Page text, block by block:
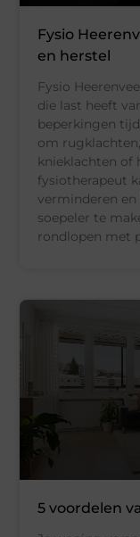
Fysio
en herstel
Fysio
die last heeft
beperkingen
om
knieklachten of
fysiotherapeut
verminderen
soepeler te
rondlopen met
5 voordelen